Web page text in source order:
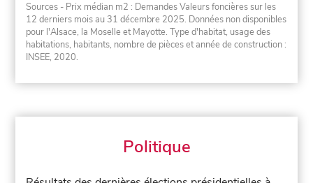
Sources - Prix médian m2 : Demandes Valeurs foncières sur les
12 derniers mois au 31 décembre 2025. Données non disponibles
pour l'Alsace, la Moselle et Mayotte. Type d'habitat, usage des
habitations, habitants, nombre de pièces et année de construction :
INSEE, 2020.
Politique